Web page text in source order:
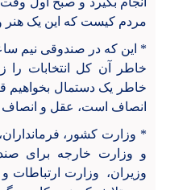
مردم کیست که این یک هنر
* این که در صندوقی نیم
خاطر آن کل انتخابات را
خاطر یک دستمال بخواهیم
انصاف است، عقل و
* وزارت کشور،
و وزارت خارجه برای
وزیران، ‌ وزارت ارتباطات